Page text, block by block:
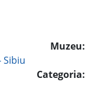
Muzeu:
Sibiu
Categoria: